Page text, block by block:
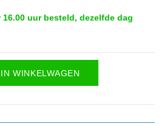
uur besteld, dezelfde dag
IN WINKELWAGEN